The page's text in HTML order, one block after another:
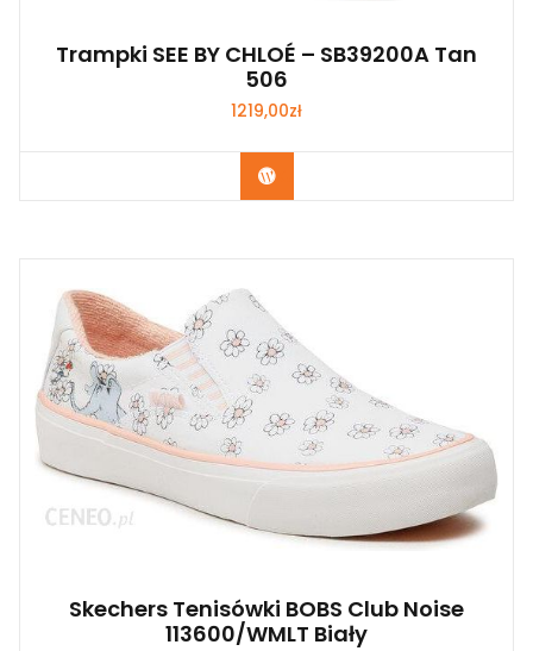
Trampki SEE BY CHLOÉ – SB39200A Tan
506
1219,00zł
Kup Teraz
Skechers Tenisówki BOBS Club Noise
113600/WMLT Biały